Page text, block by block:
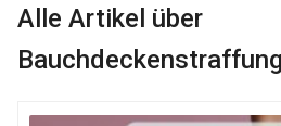
Alle Artikel über
Bauchdeckenstraffung